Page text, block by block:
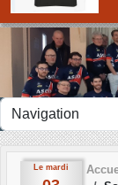
Le mardi